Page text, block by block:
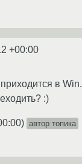
+00:00
в Win.
:)
) автор топика